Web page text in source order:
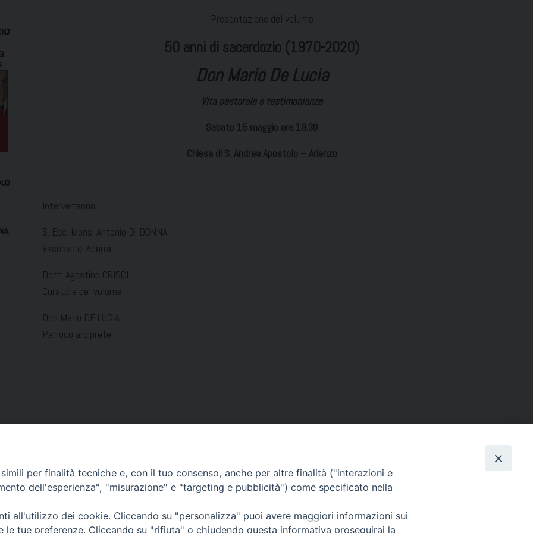
Presentazione del volume
50 anni di sacerdozio (1970-2020)
Don Mario De Lucia
Vita pastorale e testimonianze
Sabato 15 maggio ore 19.30
Chiesa di S. Andrea Apostolo – Arienzo
Interverranno:
S. Ecc. Mons. Antonio DI DONNA
Vescovo di Acerra
Dott. Agostino CRISCI
Curatore del volume
Don Mario DE LUCIA
Parroco arciprete
per finalità tecniche e, con il tuo consenso, anche per altre finalità ("interazioni e
dell'esperienza", "misurazione" e "targeting e pubblicità") come specificato nella
all'utilizzo dei cookie. Cliccando su "personalizza" puoi avere maggiori informazioni sui
le tue preferenze. Cliccando su "rifiuta" o chiudendo questa informativa proseguirai la